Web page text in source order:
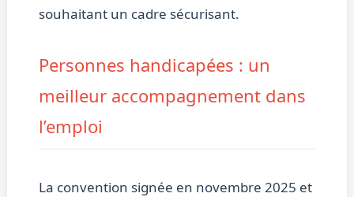
souhaitant un cadre sécurisant.
Personnes handicapées : un
meilleur accompagnement dans
l’emploi
La convention signée en novembre 2025 et